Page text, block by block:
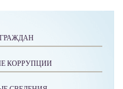
КОРРУПЦИИ